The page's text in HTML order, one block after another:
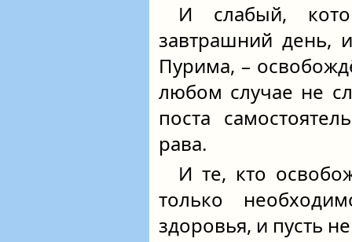
И слабый,
завтрашний день,
Пурима, –
любом случае не
поста
рава.
И те, кто
только
здоровья, и пусть